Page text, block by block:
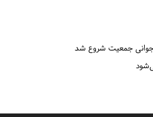
جوانی جمعیت شروع شد